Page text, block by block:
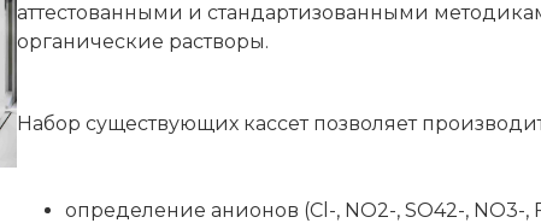
аттестованными и стандартизованными
органические растворы.
Набор существующих кассет позволяет
определение анионов (Cl-, NO2-, SO42-, NO3-,